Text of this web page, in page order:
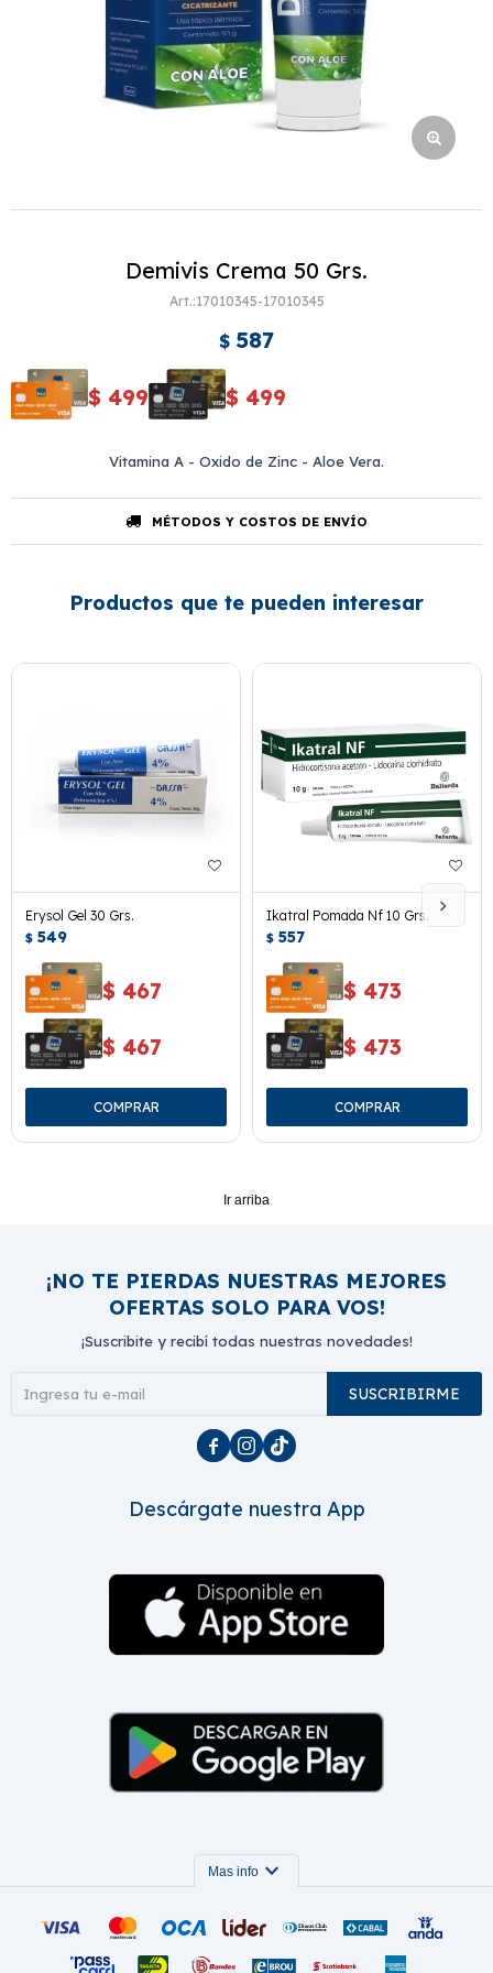
Demivis Crema 50 Grs.
17010345-17010345
$ 587
$ 499 $ 499
Vitamina A - Oxido de Zinc - Aloe Vera.
MÉTODOS Y COSTOS DE ENVÍO
Productos que te pueden interesar
Erysol Gel 30 Grs.
$ 549
$ 467
$ 467
Ikatral Pomada Nf 10 Grs.
$ 557
$ 473
$ 473
Ir arriba
¡NO TE PIERDAS NUESTRAS MEJORES
OFERTAS SOLO PARA VOS!
¡Suscribite y recibí todas nuestras novedades!
SUSCRIBIRME
  
Descárgate nuestra App
Mas info expand_more